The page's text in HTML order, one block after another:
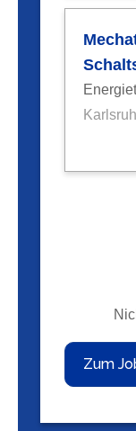
Zum